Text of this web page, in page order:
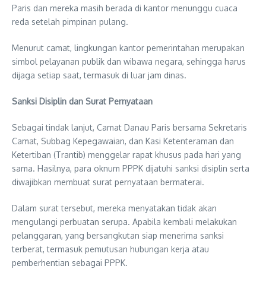
Paris dan mereka masih berada di kantor menunggu cuaca
reda setelah pimpinan pulang.
Menurut camat, lingkungan kantor pemerintahan merupakan
simbol pelayanan publik dan wibawa negara, sehingga harus
dijaga setiap saat, termasuk di luar jam dinas.
Sanksi Disiplin dan Surat Pernyataan
Sebagai tindak lanjut, Camat Danau Paris bersama Sekretaris
Camat, Subbag Kepegawaian, dan Kasi Ketenteraman dan
Ketertiban (Trantib) menggelar rapat khusus pada hari yang
sama. Hasilnya, para oknum PPPK dijatuhi sanksi disiplin serta
diwajibkan membuat surat pernyataan bermaterai.
Dalam surat tersebut, mereka menyatakan tidak akan
mengulangi perbuatan serupa. Apabila kembali melakukan
pelanggaran, yang bersangkutan siap menerima sanksi
terberat, termasuk pemutusan hubungan kerja atau
pemberhentian sebagai PPPK.